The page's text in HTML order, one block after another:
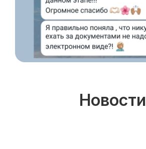
Новости
Молекулярная нутрициология
Подготовка документов
Прохождение тестов по клиническим
рекомендациям на портале НМО
Сопровождение первичной
специализированной аккредитации
Категория «под ключ»